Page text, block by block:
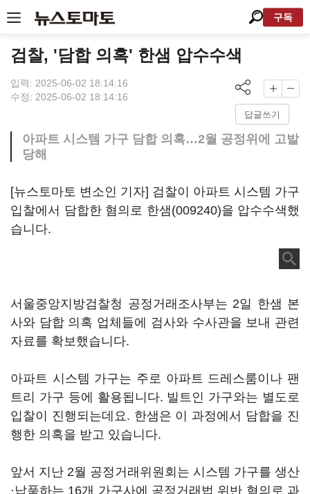
구독
검찰, '담합 의혹' 한샘 압수수색
입력: 2025-06-02 18:14:16
수정: 2025-06-02 18:14:16
답글쓰기
아파트 시스템 가구 담합 의혹…2월 공정위에 고발
당해
[뉴스토마토 변소인 기자] 검찰이 아파트 시스템 가구
입찰에서 담합한 혐의로 한샘(009240)을 압수수색했
습니다.
서울중앙지방검찰청 공정거래조사부는 2일 한샘 본
사와 담합 의혹 업체들에 검사와 수사관을 보내 관련
자료를 확보했습니다.
아파트 시스템 가구는 주로 아파트 드레스룸이나 팬
트리 가구 등에 활용됩니다. 빌트인 가구와는 별도로
입찰이 진행되는데요. 한샘은 이 과정에서 담합을 진
행한 의혹을 받고 있습니다.
앞서 지난 2월 공정거래위원회는 시스템 가구를 생산
·납품하는 16개 가구사에 공정거래법 위반 혐의로 과